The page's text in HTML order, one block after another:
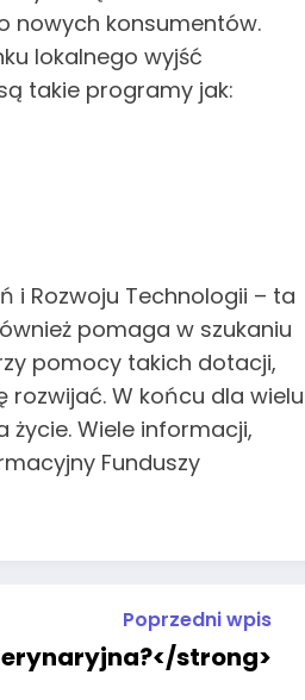
nowych konsumentów.
lokalnego wyjść
takie programy jak:
i Rozwoju Technologii – ta
pomaga w szukaniu
pomocy takich dotacji,
W końcu dla wielu
Wiele informacji,
Funduszy
Poprzedni wpis
strong>